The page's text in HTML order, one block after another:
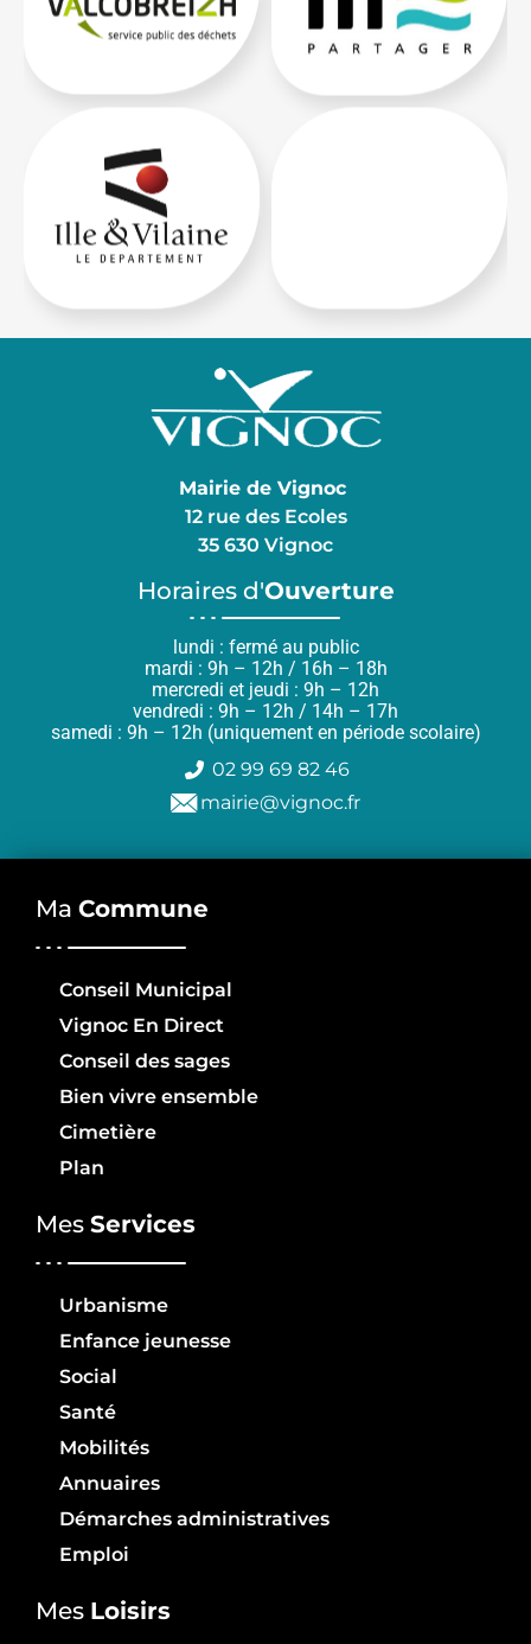
Mairie de Vignoc
12 rue des Ecoles
35 630 Vignoc
Horaires d'Ouverture
lundi : fermé au public
mardi : 9h – 12h / 16h – 18h
mercredi et jeudi : 9h – 12h
vendredi : 9h – 12h / 14h – 17h
samedi : 9h – 12h (uniquement en période scolaire)
02 99 69 82 46
mairie@vignoc.fr
Ma Commune
Conseil Municipal
Vignoc En Direct
Conseil des sages
Bien vivre ensemble
Cimetière
Plan
Mes Services
Urbanisme
Enfance jeunesse
Social
Santé
Mobilités
Annuaires
Démarches administratives
Emploi
Mes Loisirs